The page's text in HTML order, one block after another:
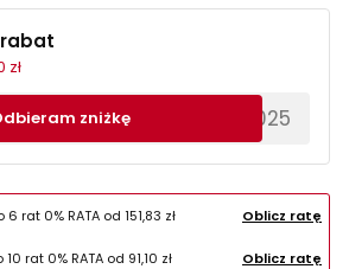
rabat
zł
********EWS2025
zniżkę
6 rat 0% RATA od 151,83 zł Oblicz ratę
10 rat 0% RATA od 91,10 zł Oblicz ratę